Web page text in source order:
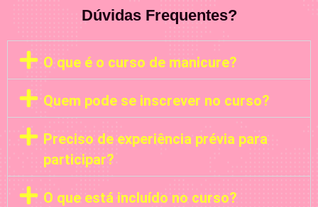
Dúvidas Frequentes?
O que é o curso de manicure?
Quem pode se inscrever no curso?
Preciso de experiência prévia para
participar?
O que está incluído no curso?